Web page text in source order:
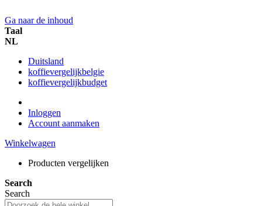
Ga naar de inhoud
Taal
NL
Duitsland
koffievergelijkbelgie
koffievergelijkbudget
Inloggen
Account aanmaken
Winkelwagen
Producten vergelijken
Search
Search